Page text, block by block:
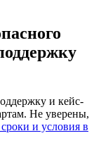
и кейс-
Не уверены,
и условия в